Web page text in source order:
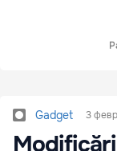
Gadget 3